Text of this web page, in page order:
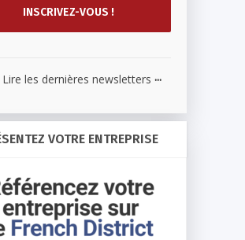
Lire les dernières newsletters ...
VOTRE ENTREPRISE